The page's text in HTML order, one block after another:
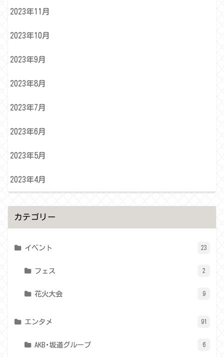
2023年11月
2023年10月
2023年9月
2023年8月
2023年7月
2023年6月
2023年5月
2023年4月
カテゴリー
イベント 23
フェス 2
花火大会 9
エンタメ 91
AKB･坂道グループ 6